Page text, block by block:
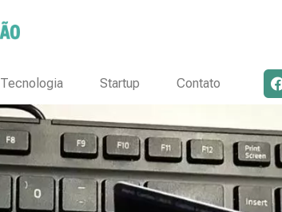
Tecnologia Startup Contato